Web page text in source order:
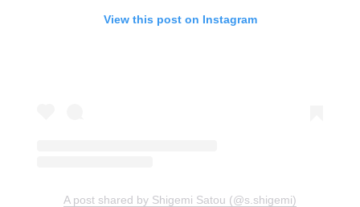
View this post on Instagram
A post shared by Shigemi Satou (@s.shigemi)